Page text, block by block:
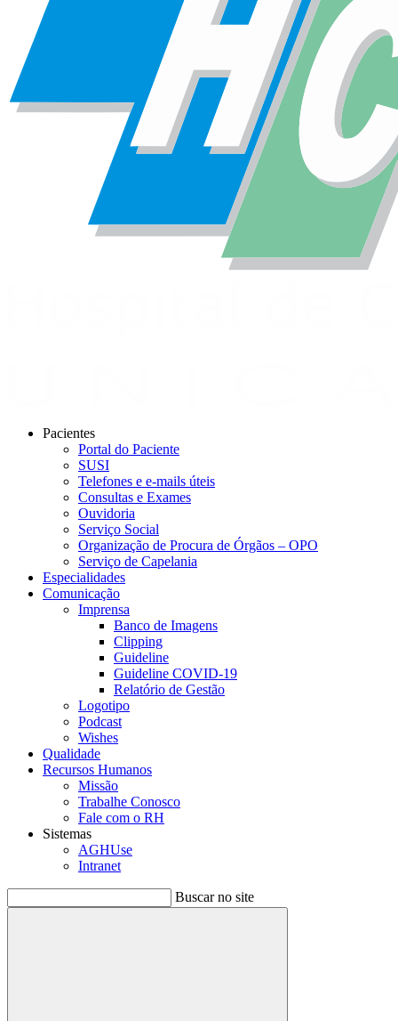
Pacientes
Portal do Paciente
SUSI
Telefones e e-mails úteis
Consultas e Exames
Ouvidoria
Serviço Social
Organização de Procura de Órgãos – OPO
Serviço de Capelania
Especialidades
Comunicação
Imprensa
Banco de Imagens
Clipping
Guideline
Guideline COVID-19
Relatório de Gestão
Logotipo
Podcast
Wishes
Qualidade
Recursos Humanos
Missão
Trabalhe Conosco
Fale com o RH
Sistemas
AGHUse
Intranet
Buscar no site